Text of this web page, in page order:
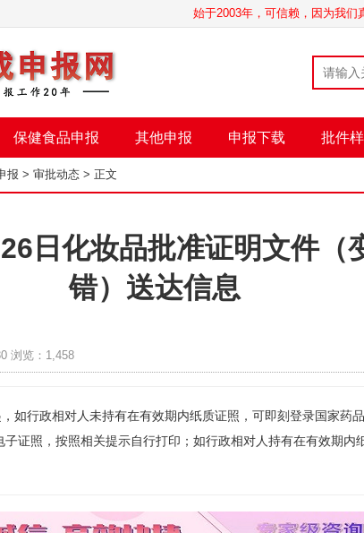
始于2003年，可信赖，因为我们
保健食品申报 其他申报 申报下载 批件
报 > 审批动态 > 正文
日化妆品批准证明文件（
错）送达信息
浏览：1,458
如行政相对人未持有在有效期内纸质证照，可即刻登录国家药
子证照，按照相关提示自行打印；如行政相对人持有在有效期内